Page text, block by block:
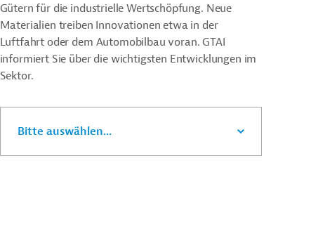
Gütern für die industrielle Wertschöpfung. Neue
Materialien treiben Innovationen etwa in der
Luftfahrt oder dem Automobilbau voran. GTAI
informiert Sie über die wichtigsten Entwicklungen im
Sektor.
Bitte auswählen...